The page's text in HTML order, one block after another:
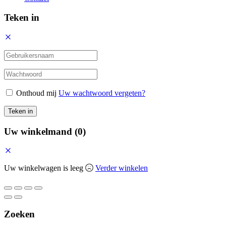
Teken in
Onthoud mij Uw wachtwoord vergeten?
Teken in
Uw winkelmand (0)
Uw winkelwagen is leeg Verder winkelen
Zoeken